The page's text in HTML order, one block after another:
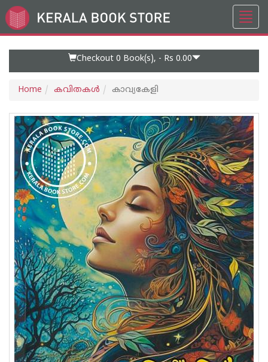
Go
to
Checkout 0 Book(s), - Rs 0.00
Home കവിതകള്‍ കാവ്യകേളി